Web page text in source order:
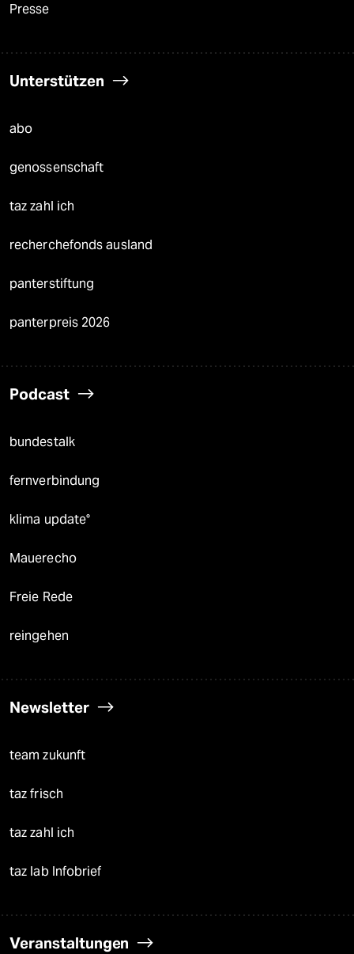
Presse
Unterstützen
abo
genossenschaft
taz zahl ich
recherchefonds ausland
panterstiftung
panterpreis 2026
Podcast
bundestalk
fernverbindung
klima update°
Mauerecho
Freie Rede
reingehen
Newsletter
team zukunft
taz frisch
taz zahl ich
taz lab Infobrief
Veranstaltungen